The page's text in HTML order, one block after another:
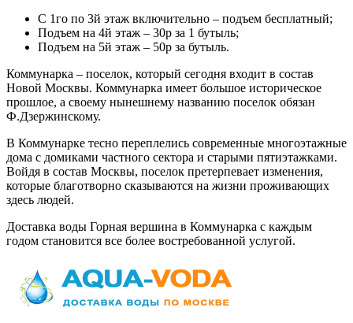
С 1го по 3й этаж включительно – подъем бесплатный;
Подъем на 4й этаж – 30р за 1 бутыль;
Подъем на 5й этаж – 50р за бутыль.
Коммунарка – поселок, который сегодня входит в состав
Новой Москвы. Коммунарка имеет большое историческое
прошлое, а своему нынешнему названию поселок обязан
Ф.Дзержинскому.
В Коммунарке тесно переплелись современные многоэтажные
дома с домиками частного сектора и старыми пятиэтажками.
Войдя в состав Москвы, поселок претерпевает изменения,
которые благотворно сказываются на жизни проживающих
здесь людей.
Доставка воды Горная вершина в Коммунарка с каждым
годом становится все более востребованной услугой.